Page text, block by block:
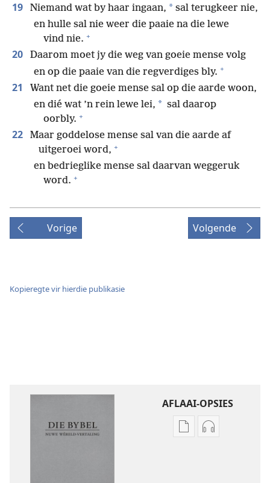
19 Niemand wat by haar ingaan, * sal terugkeer nie,
en hulle sal nie weer die paaie na die lewe
vind nie. +
20
Daarom moet jy die weg van goeie mense volg
en op die paaie van die regverdiges bly. +
21
Want net die goeie mense sal op die aarde woon,
en dié wat ’n rein lewe lei, * sal daarop
oorbly. +
22
Maar goddelose mense sal van die aarde af
uitgeroei word, +
en bedrieglike mense sal daarvan weggeruk
word. +
Vorige Volgende
Kopieregte vir hierdie publikasie
AFLAAI-OPSIES
Aflaai-Aflaai-